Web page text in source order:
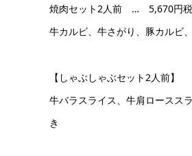
焼肉セット2人前 … 5,670円
牛カルビ、牛さがり、豚カルビ
【しゃぶしゃぶセット2人前】
牛バラスライス、牛肩ロースス
き